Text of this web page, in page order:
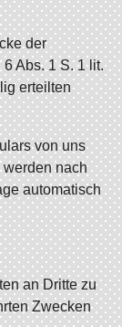
der
Abs. 1 S. 1 lit.
erteilten
von uns
nach
automatisch
an Dritte zu
Zwecken